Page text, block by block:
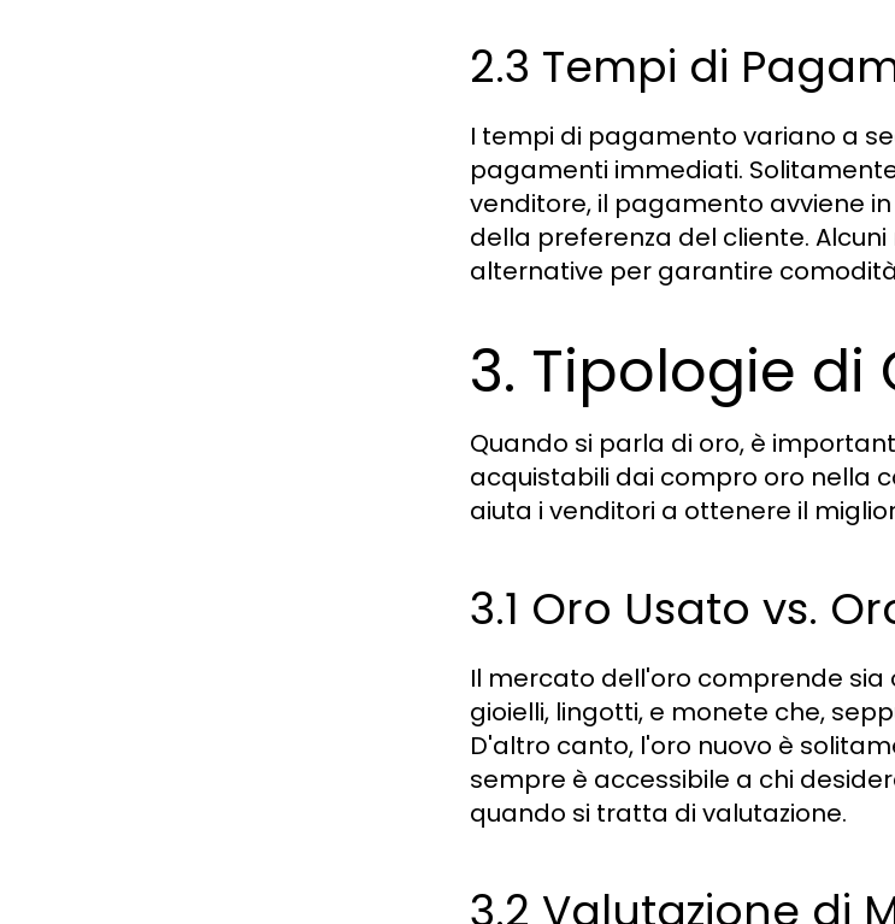
2.3 Tempi di
I tempi di pagamento variano a
pagamenti immediati.
venditore, il pagamento avviene
della preferenza del cliente.
alternative per garantire
3. Tipologie di
Quando si parla di oro, è
acquistabili dai compro oro nella
aiuta i venditori a ottenere il
3.1 Oro Usato vs.
Il mercato dell'oro comprende sia
gioielli, lingotti, e monete che,
D'altro canto, l'oro nuovo è
sempre è accessibile a chi
quando si tratta di valutazione.
3.2 Valutazione di